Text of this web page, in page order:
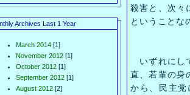
Archives Last 1 Year
March 2014 [1]
November 2012 [1]
October 2012 [1]
September 2012 [1]
August 2012 [2]
殺害と、次々
ということな
いずれにし
直、若輩の身
から、民主